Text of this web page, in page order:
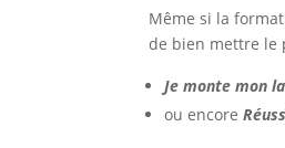
Même si la
de bien mettre le
Je monte mon
ou encore